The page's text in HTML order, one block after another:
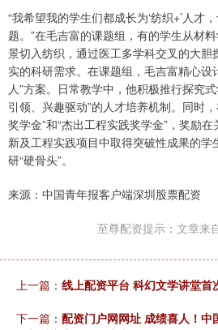
“我希望我的学生们都成长为‘纺织+’人才
题。”在毛吉富的课题组，有的学生从材
景切入纺织，通过医工多学科交叉的大
实的科研需求。在课题组，毛吉富精心设
人”方案。日常教学中，他积极推行探究
引领、兴趣驱动”的人才培养机制。同时
奖学金”和“杰出工程实践奖学金”，奖励
新及工程实践项目中取得突破性成果的
研“硬骨头”。
来源：中国青年报客户端深圳股票配资
至尊配资提示：文章来
上一篇： 线上配资平台 科幻文学讲堂首
下一篇： 配资门户网网址 成绩喜人！中